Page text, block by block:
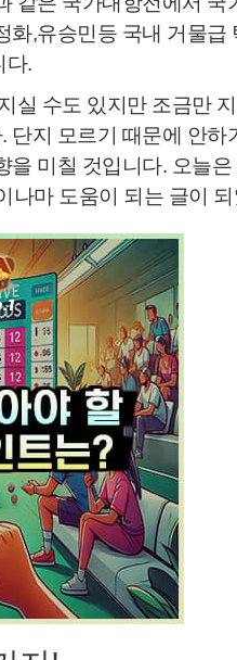
,유승민등 국내 거물급
다.
실 수도 있지만 조금만
단지 모르기 때문에 안하
미칠 것입니다. 오늘은
나마 도움이 되는 글이